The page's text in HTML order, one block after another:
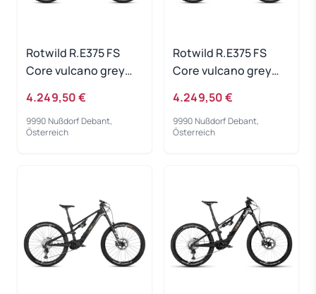
Rotwild R.E375 FS
Core vulcano grey
4.249,50 €
9990 Nußdorf Debant,
Österreich
Rotwild R.E375 FS
Core vulcano grey
4.249,50 €
9990 Nußdorf Debant,
Österreich